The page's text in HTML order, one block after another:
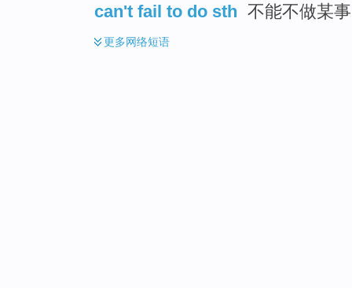
can't fail to do sth 不能不做某事
更多网络短语